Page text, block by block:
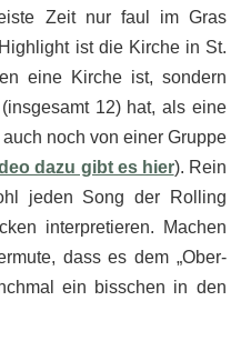
Zeit nur faul im Gras
ist die Kirche in St.
eine Kirche ist, sondern
(insgesamt 12) hat, als eine
noch von einer Gruppe
dazu gibt es hier). Rein
jeden Song der Rolling
interpretieren. Machen
dass es dem „Ober-
ein bisschen in den